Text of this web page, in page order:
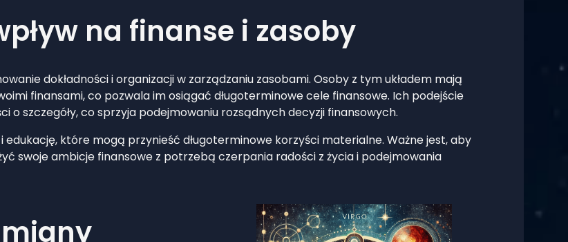
na finanse i zasoby
dokładności i organizacji w zarządzaniu zasobami. Osoby z tym układem mają
finansami, co pozwala im osiągać długoterminowe cele finansowe. Ich podejście
o szczegóły, co sprzyja podejmowaniu rozsądnych decyzji finansowych.
edukację, które mogą przynieść długoterminowe korzyści materialne. Ważne jest, aby
swoje ambicje finansowe z potrzebą czerpania radości z życia i podejmowania